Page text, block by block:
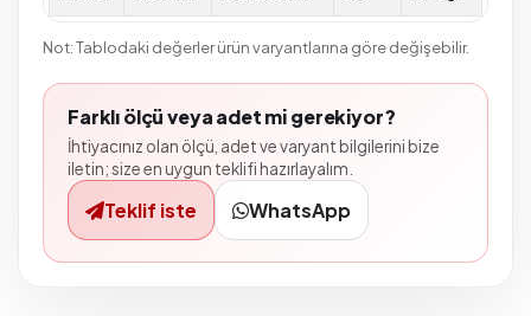
Not: Tablodaki değerler ürün varyantlarına göre değişebilir.
Farklı ölçü veya adet mi gerekiyor?
İhtiyacınız olan ölçü, adet ve varyant bilgilerini bize
iletin; size en uygun teklifi hazırlayalım.
Teklif iste WhatsApp